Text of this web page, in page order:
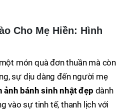
Cho Mẹ Hiền: Hình
món quà đơn thuần mà còn
sự dịu dàng đến người mẹ
ảnh bánh sinh nhật đẹp dành
vào sự tinh tế, thanh lịch với